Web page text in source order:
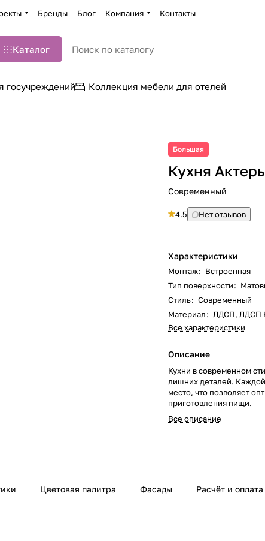
Бренды Блог Компания Контакты
Каталог
госучреждений Коллекция мебели для отелей
Большая
Кухня
Современный
4.5 Нет отзывов
Характеристики
Монтаж: Встроенная
Тип поверхности:
Стиль: Современный
Материал: ЛДСП, ЛДСП
Все характеристики
Описание
Кухни в современном
лишних деталей.
место, что позволяет
приготовления пищи.
Все описание
Цветовая палитра Фасады Расчёт и оплата